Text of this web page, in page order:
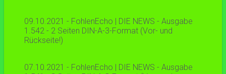
09.10.2021 - FohlenEcho | DIE NEWS - Ausgabe
1.542 - 2 Seiten DIN-A-3-Format (Vor- und
Rückseite!)
07.10.2021 - FohlenEcho | DIE NEWS - Ausgabe